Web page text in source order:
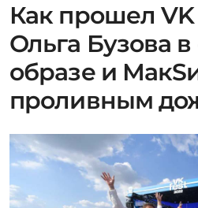
Как прошел VK
Ольга Бузова
образе и
проливным